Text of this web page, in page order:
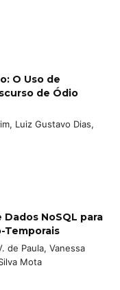
O Uso de
de Ódio
Luiz Gustavo Dias,
NoSQL para
Temporais
de Paula, Vanessa
Mota